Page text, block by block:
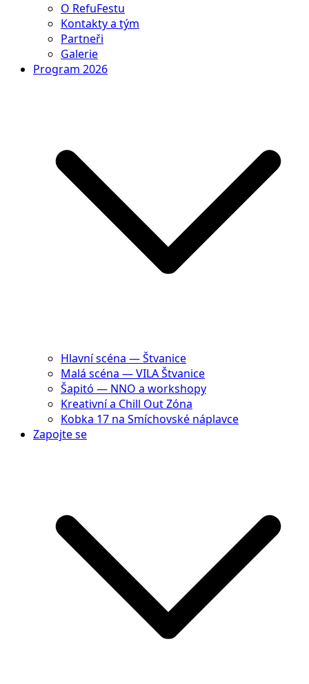
O RefuFestu
Kontakty a tým
Partneři
Galerie
Program 2026
Hlavní scéna — Štvanice
Malá scéna — VILA Štvanice
Šapitó — NNO a workshopy
Kreativní a Chill Out Zóna
Kobka 17 na Smíchovské náplavce
Zapojte se